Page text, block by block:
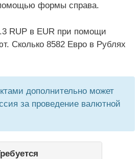
формы справа.
RUP в EUR при помощи
Сколько 8582 Евро в Рублях
дополнительно может
за проведение валютной